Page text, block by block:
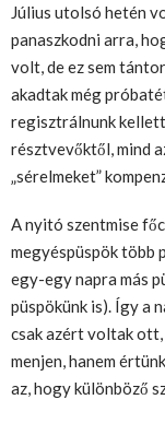
Július utolsó hetén
panaszkodni arra,
volt, de ez sem
akadtak még
regisztrálnunk
résztvevőktől, mind
„sérelmeket”
A nyitó szentmise
megyéspüspök több
egy-egy napra más
püspökünk is). Így a
csak azért voltak
menjen, hanem
az, hogy különböző